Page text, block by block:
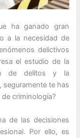
ha ganado gran
a la necesidad de
delictivos
el estudio de la
de delitos y la
seguramente te has
criminología?
de las decisiones
Por ello, es